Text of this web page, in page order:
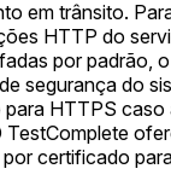
em trânsito.
HTTP do
por padrão,
segurança do
HTTPS caso
TestComplete
certificado